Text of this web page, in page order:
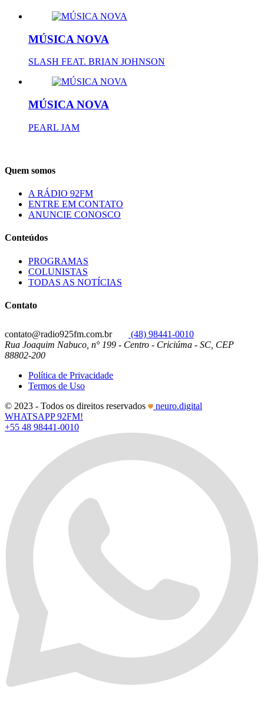
MÚSICA NOVA
SLASH FEAT. BRIAN JOHNSON
MÚSICA NOVA
PEARL JAM
Quem somos
A RÁDIO 92FM
ENTRE EM CONTATO
ANUNCIE CONOSCO
Conteúdos
PROGRAMAS
COLUNISTAS
TODAS AS NOTÍCIAS
Contato
contato@radio925fm.com.br
(48) 98441-0010
Rua Joaquim Nabuco, n° 199 - Centro - Criciúma - SC, CEP
88802-200
Política de Privacidade
Termos de Uso
© 2023 - Todos os direitos reservados
neuro.digital
WHATSAPP 92FM!
+55 48 98441-0010